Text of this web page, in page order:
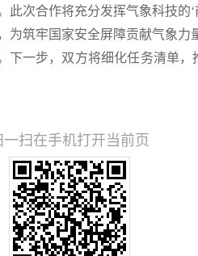
次合作将充分发挥气象科技的
为筑牢国家安全屏障贡献气象力
一步，双方将细化任务清单
一扫在手机打开当前页